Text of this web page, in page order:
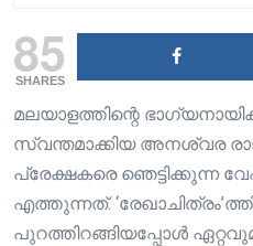
85
SHARES
മലയാളത്തിന്റെ
സ്വന്തമാക്കിയ അനശ്വര
പ്രേക്ഷകരെ ഞെട്ടിക്കുന്ന
എത്തുന്നത്.
പുറത്തിറങ്ങിയപ്പോൾ